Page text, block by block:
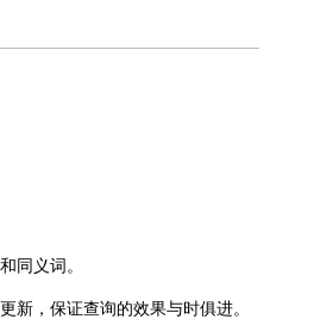
同义词。
新，保证查询的效果与时俱进。